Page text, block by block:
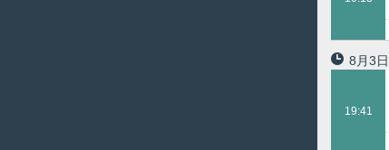
8月3日
19:41